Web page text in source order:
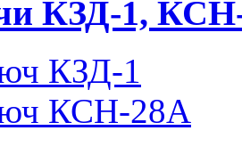
КЗД-1,
КЗД-1
КСН-28А